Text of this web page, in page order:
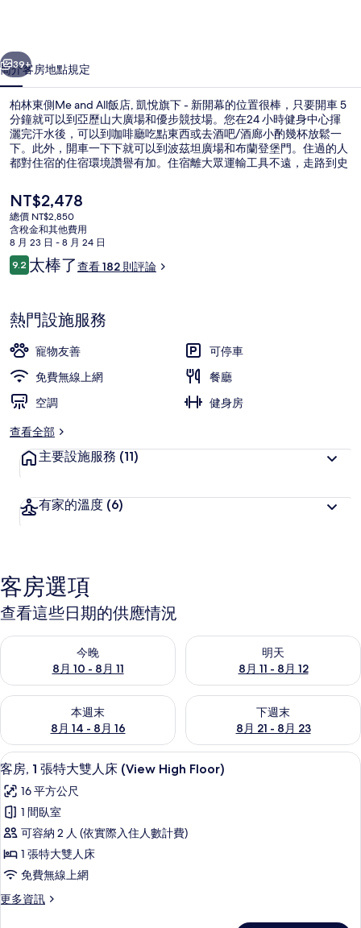
飯
店,
凱
悅
旗
新
開
的
片
集
個 下一個
39+
簡介客房地點規定
柏林東側Me and All飯店, 凱悅旗下 - 新開幕的位置很棒，只要開車 5
分鐘就可以到亞歷山大廣場和優步競技場。您在24 小時健身中心揮
灑完汗水後，可以到咖啡廳吃點東西或去酒吧/酒廊小酌幾杯放鬆一
下。此外，開車一下下就可以到波茲坦廣場和布蘭登堡門。住過的人
都對住宿的住宿環境讚譽有加。住宿離大眾運輸工具不遠，走路到史
目
前
的
價
格
是
NT$2,478
總價 NT$2,850
含稅金和其他費用
8 月 23 日 - 8 月 24 日
評
論
9.29.2 分，滿分 10 分，
太棒了查看 182 則評論
熱門設施服務
寵物友善
可停車
免費無線上網
餐廳
空調
健身房
查看全部
主要設施服務 (11)
有家的溫度 (6)
客房選項
查看這些日期的供應情況
今晚
8月 10 - 8月 11
查看今晚 (8月 10 - 8月 11) 的供應情況
明天
8月 11 - 8月 12
查看明天 (8月 11 - 8月 12) 的供
本週末
8月 14 - 8月 16
查看本週末 (8月 14 - 8月 16) 的供應情況
下週末
8月 21 - 8月 23
查看下週末 (8月 21 - 8月 23)
顯
示
客
房,
1
張
特
大
免費迷你吧、客房內保險箱、書桌、隔
8
客房, 1 張特大雙人床 (View High Floor)
16 平方公尺
1 間臥室
可容納 2 人 (依實際入住人數計費)
1 張特大雙人床
免費無線上網
更多資訊
更